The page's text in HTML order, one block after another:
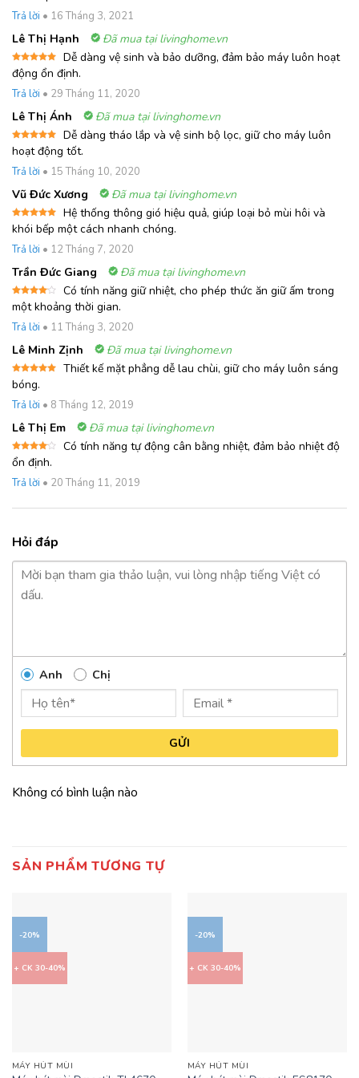
sao
Trả lời • 16 Tháng 3, 2021
Lê Thị Hạnh Đã mua tại livinghome.vn
Được xếp
hạng5 5
sao
Dễ dàng vệ sinh và bảo dưỡng, đảm bảo máy luôn hoạt
động ổn định.
Trả lời • 29 Tháng 11, 2020
Lê Thị Ánh Đã mua tại livinghome.vn
Được xếp
hạng 55
sao
Dễ dàng tháo lắp và vệ sinh bộ lọc, giữ cho máy luôn
hoạt động tốt.
Trả lời • 15 Tháng 10, 2020
Vũ Đức Xương Đã mua tại livinghome.vn
Được xếp
hạng 55
sao
Hệ thống thông gió hiệu quả, giúp loại bỏ mùi hôi và
khói bếp một cách nhanh chóng.
Trả lời • 12 Tháng 7, 2020
Trần Đức Giang Đã mua tại livinghome.vn
Được
xếp
hạng 4
5 sao
Có tính năng giữ nhiệt, cho phép thức ăn giữ ấm trong
một khoảng thời gian.
Trả lời • 11 Tháng 3, 2020
Lê Minh Zịnh Đã mua tại livinghome.vn
Được xếp
hạng5
sao
Thiết kế mặt phẳng dễ lau chùi, giữ cho máy luôn sáng
bóng.
Trả lời • 8 Tháng 12, 2019
Lê Thị Em Đã mua tại livinghome.vn
Được
xếp
hạng 4
5 sao
Có tính năng tự động cân bằng nhiệt, đảm bảo nhiệt độ
ổn định.
Trả lời • 20 Tháng 11, 2019
Hỏi đáp
Anh Chị
GỬI
Không có bình luận nào
SẢN PHẨM TƯƠNG TỰ
-20%
+ CK 30-40%
MÁY HÚT MÙI
-20%
+ CK 30-40%
MÁY HÚT MÙI